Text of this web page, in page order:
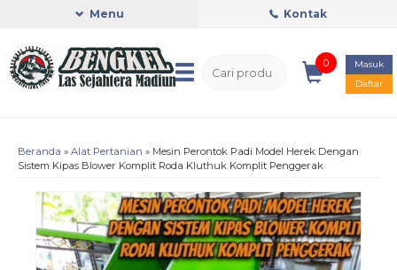
Menu Kontak
0
Masuk
Daftar
Beranda » Alat Pertanian » Mesin Perontok Padi Model Herek Dengan
Sistem Kipas Blower Komplit Roda Kluthuk Komplit Penggerak